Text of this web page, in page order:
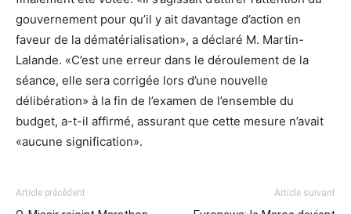
gouvernement pour qu’il y ait davantage d’action en
faveur de la dématérialisation», a déclaré M. Martin-
Lalande. «C’est une erreur dans le déroulement de la
séance, elle sera corrigée lors d’une nouvelle
délibération» à la fin de l’examen de l’ensemble du
budget, a-t-il affirmé, assurant que cette mesure n’avait
«aucune signification».
Article précédent Article suivant